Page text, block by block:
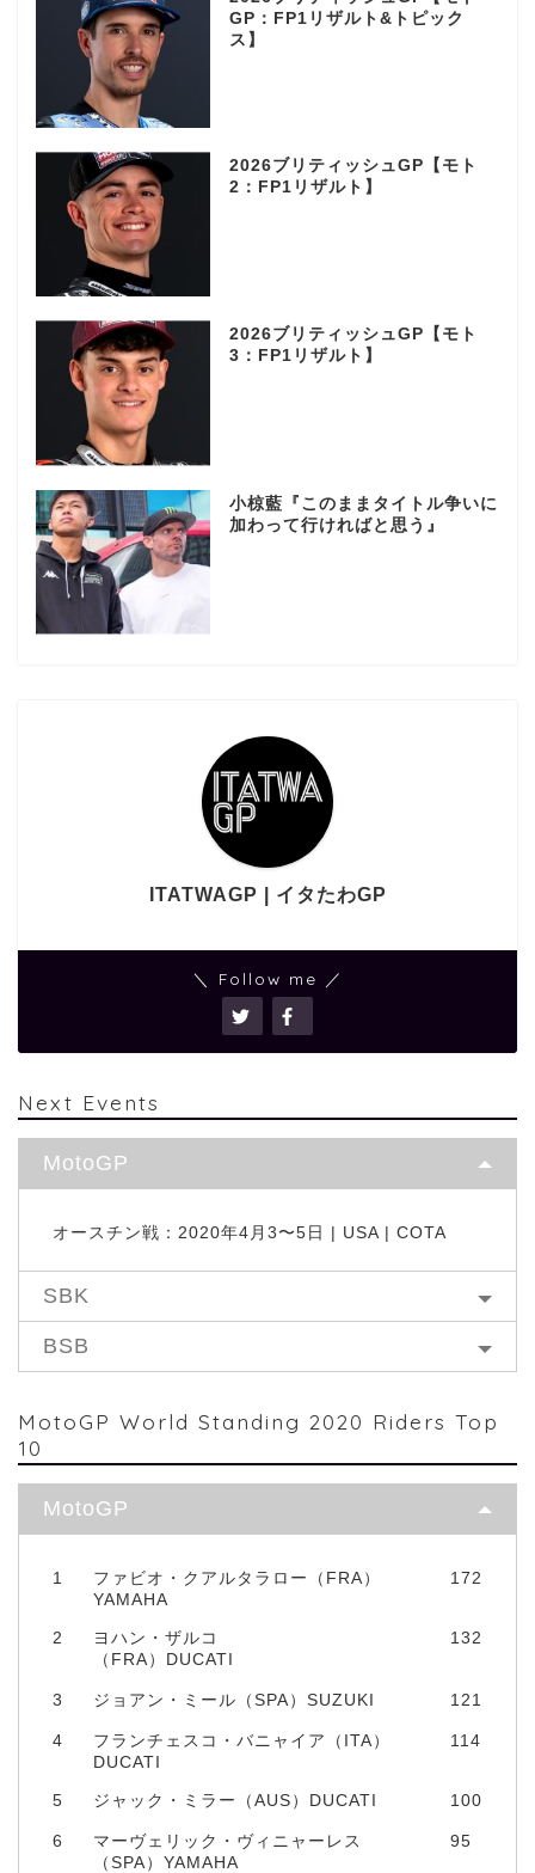
GP：FP1リザルト&トピック
ス】
2026ブリティッシュGP【モト
2：FP1リザルト】
2026ブリティッシュGP【モト
3：FP1リザルト】
小椋藍『このままタイトル争いに
加わって行ければと思う』
ITATWAGP | イタたわGP
＼ Follow me ／
Next Events
MotoGP
オースチン戦：2020年4月3〜5日 | USA | COTA
SBK
BSB
MotoGP World Standing 2020 Riders Top
10
MotoGP
1
ファビオ・クアルタラロー（FRA）
YAMAHA
172
2
ヨハン・ザルコ
（FRA）DUCATI
132
3 ジョアン・ミール（SPA）SUZUKI 121
4
フランチェスコ・バニャイア（ITA）
DUCATI
114
5 ジャック・ミラー（AUS）DUCATI 100
6
マーヴェリック・ヴィニャーレス
（SPA）YAMAHA
95